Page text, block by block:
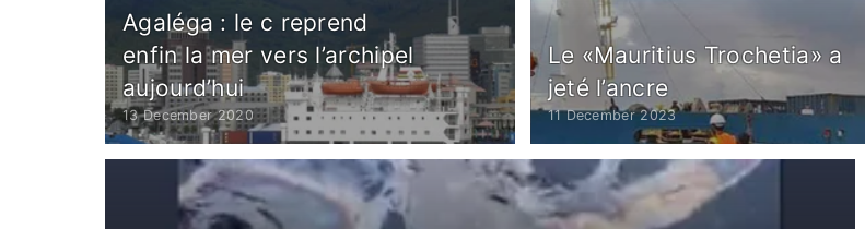
Agaléga : le c reprend
enfin la mer vers l’archipel
aujourd’hui
13 December 2020
Le «Mauritius Trochetia» a
jeté l’ancre
11 December 2023